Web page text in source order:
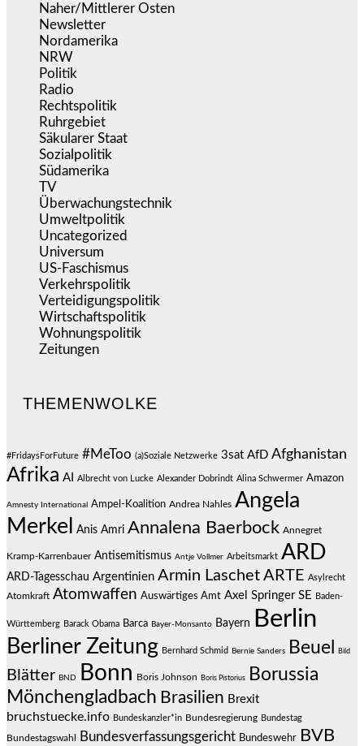
Naher/Mittlerer Osten
Newsletter
Nordamerika
NRW
Politik
Radio
Rechtspolitik
Ruhrgebiet
Säkularer Staat
Sozialpolitik
Südamerika
TV
Überwachungstechnik
Umweltpolitik
Uncategorized
Universum
US-Faschismus
Verkehrspolitik
Verteidigungspolitik
Wirtschaftspolitik
Wohnungspolitik
Zeitungen
THEMENWOLKE
#FridaysForFuture #MeToo (a)Soziale Netzwerke 3sat AfD Afghanistan
Afrika AI Albrecht von Lucke Alexander Dobrindt Alina Schwermer Amazon
Amnesty International Ampel-Koalition Andrea Nahles Angela
Merkel
Anis Amri Annalena Baerbock Annegret
Kramp-Karrenbauer Antisemitismus Antje Vollmer Arbeitsmarkt ARD
ARD-Tagesschau Argentinien Armin Laschet ARTE Asylrecht
Atomkraft Atomwaffen Auswärtiges Amt Axel Springer SE Baden-
Württemberg Barack Obama Barca Bayer-Monsanto Bayern Berlin
Berliner Zeitung Bernhard Schmid Bernie Sanders Beuel Bild
Blätter BND Bonn Boris Johnson Boris Pistorius
Borussia
Mönchengladbach Brasilien Brexit
bruchstuecke.info Bundeskanzler*in Bundesregierung Bundestag
Bundestagswahl Bundesverfassungsgericht Bundeswehr BVB